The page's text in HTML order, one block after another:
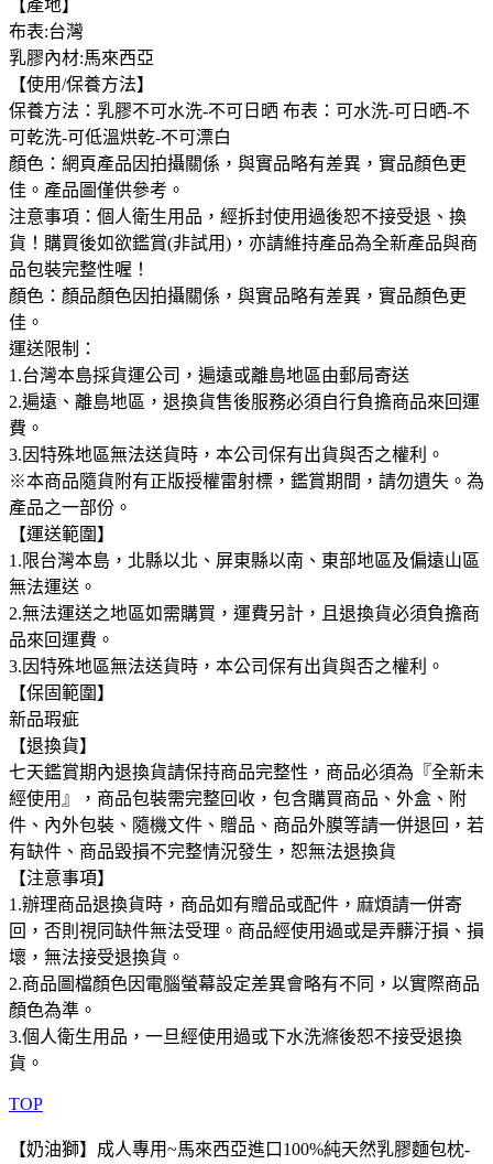
【產地】
布表:台灣
乳膠內材:馬來西亞
【使用/保養方法】
保養方法：乳膠不可水洗-不可日晒 布表：可水洗-可日晒-不
可乾洗-可低溫烘乾-不可漂白
顏色：網頁產品因拍攝關係，與實品略有差異，實品顏色更
佳。產品圖僅供參考。
注意事項：個人衛生用品，經拆封使用過後恕不接受退、換
貨！購買後如欲鑑賞(非試用)，亦請維持產品為全新產品與商
品包裝完整性喔！
顏色：顏品顏色因拍攝關係，與實品略有差異，實品顏色更
佳。
運送限制：
1.台灣本島採貨運公司，遍遠或離島地區由郵局寄送
2.遍遠、離島地區，退換貨售後服務必須自行負擔商品來回運
費。
3.因特殊地區無法送貨時，本公司保有出貨與否之權利。
※本商品隨貨附有正版授權雷射標，鑑賞期間，請勿遺失。為
產品之一部份。
【運送範圍】
1.限台灣本島，北縣以北、屏東縣以南、東部地區及偏遠山區
無法運送。
2.無法運送之地區如需購買，運費另計，且退換貨必須負擔商
品來回運費。
3.因特殊地區無法送貨時，本公司保有出貨與否之權利。
【保固範圍】
新品瑕疵
【退換貨】
七天鑑賞期內退換貨請保持商品完整性，商品必須為『全新未
經使用』，商品包裝需完整回收，包含購買商品、外盒、附
件、內外包裝、隨機文件、贈品、商品外膜等請一併退回，若
有缺件、商品毀損不完整情況發生，恕無法退換貨
【注意事項】
1.辦理商品退換貨時，商品如有贈品或配件，麻煩請一併寄
回，否則視同缺件無法受理。商品經使用過或是弄髒汙損、損
壞，無法接受退換貨。
2.商品圖檔顏色因電腦螢幕設定差異會略有不同，以實際商品
顏色為準。
3.個人衛生用品，一旦經使用過或下水洗滌後恕不接受退換
貨。
TOP
【奶油獅】成人專用~馬來西亞進口100%純天然乳膠麵包枕-